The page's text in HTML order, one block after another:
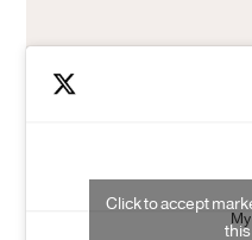
Click to accept